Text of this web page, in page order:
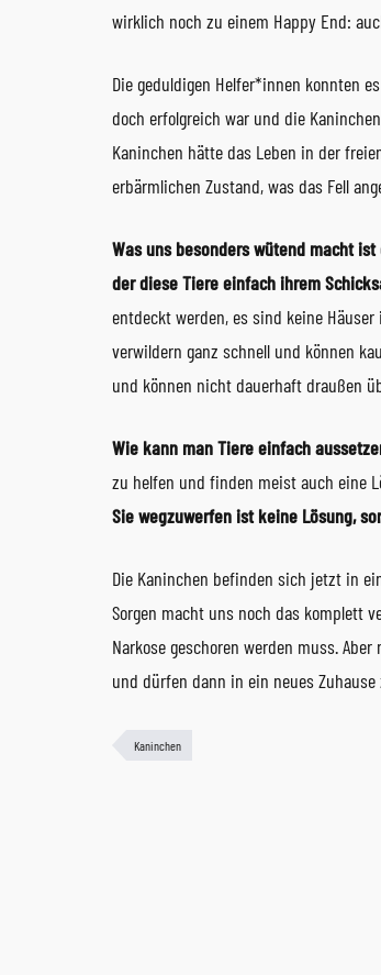
wirklich noch zu einem Happy End:
Die geduldigen Helfer*innen konnten
doch erfolgreich war und die
Kaninchen hätte das Leben in der
erbärmlichen Zustand, was das Fell
Was uns besonders wütend macht
der diese Tiere einfach ihrem
entdeckt werden, es sind keine
verwildern ganz schnell und können
und können nicht dauerhaft draußen
Wie kann man Tiere einfach
zu helfen und finden meist auch eine
Sie wegzuwerfen ist keine Lösung,
Die Kaninchen befinden sich jetzt in
Sorgen macht uns noch das komplett
Narkose geschoren werden muss.
und dürfen dann in ein neues Zuhause
Kaninchen